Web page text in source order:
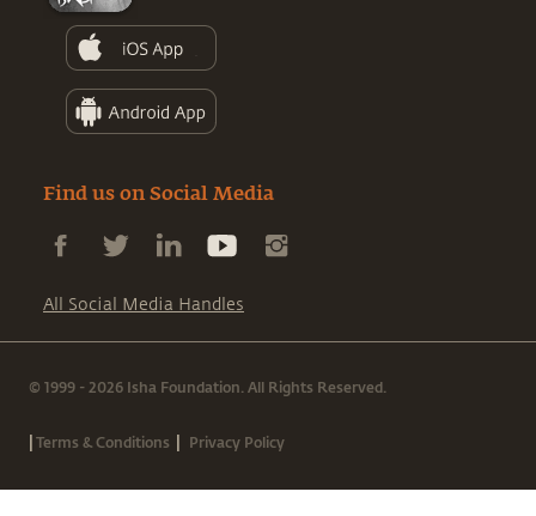
Find us on Social Media
All Social Media Handles
© 1999 - 2026 Isha Foundation. All Rights Reserved.
|Terms & Conditions | Privacy Policy